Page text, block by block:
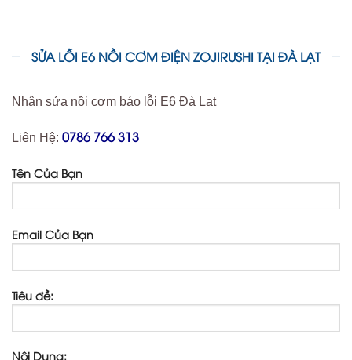
SỬA LỖI E6 NỒI CƠM ĐIỆN ZOJIRUSHI TẠI ĐÀ LẠT
Nhận sửa nồi cơm báo lỗi E6 Đà Lạt
Liên Hệ: 0786 766 313
Tên Của Bạn
Email Của Bạn
Tiêu đề:
Nội Dung: